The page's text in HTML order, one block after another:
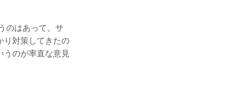
のはあって。サ
り対策してきたの
うのが率直な意見